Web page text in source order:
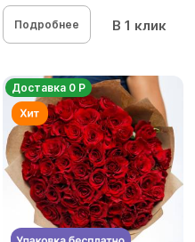
Подробнее В 1 клик
Доставка 0 Р